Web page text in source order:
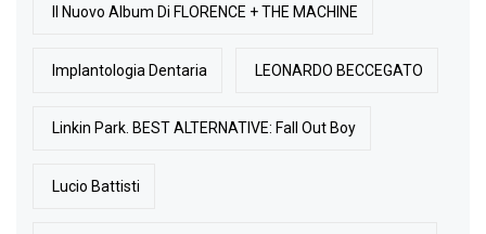
Il Nuovo Album Di FLORENCE + THE MACHINE
Implantologia Dentaria LEONARDO BECCEGATO
Linkin Park. BEST ALTERNATIVE: Fall Out Boy
Lucio Battisti